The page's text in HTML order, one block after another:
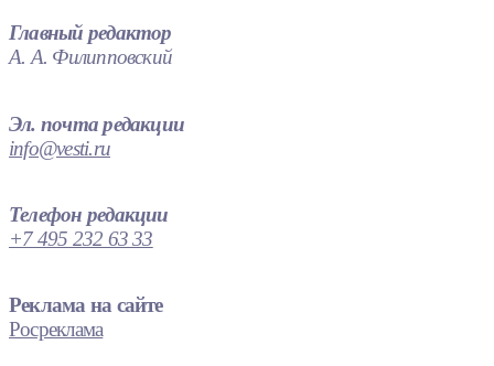
Главный редактор
А. А. Филипповский
Эл. почта редакции
info@vesti.ru
Телефон редакции
+7 495 232 63 33
Реклама на сайте
Росреклама